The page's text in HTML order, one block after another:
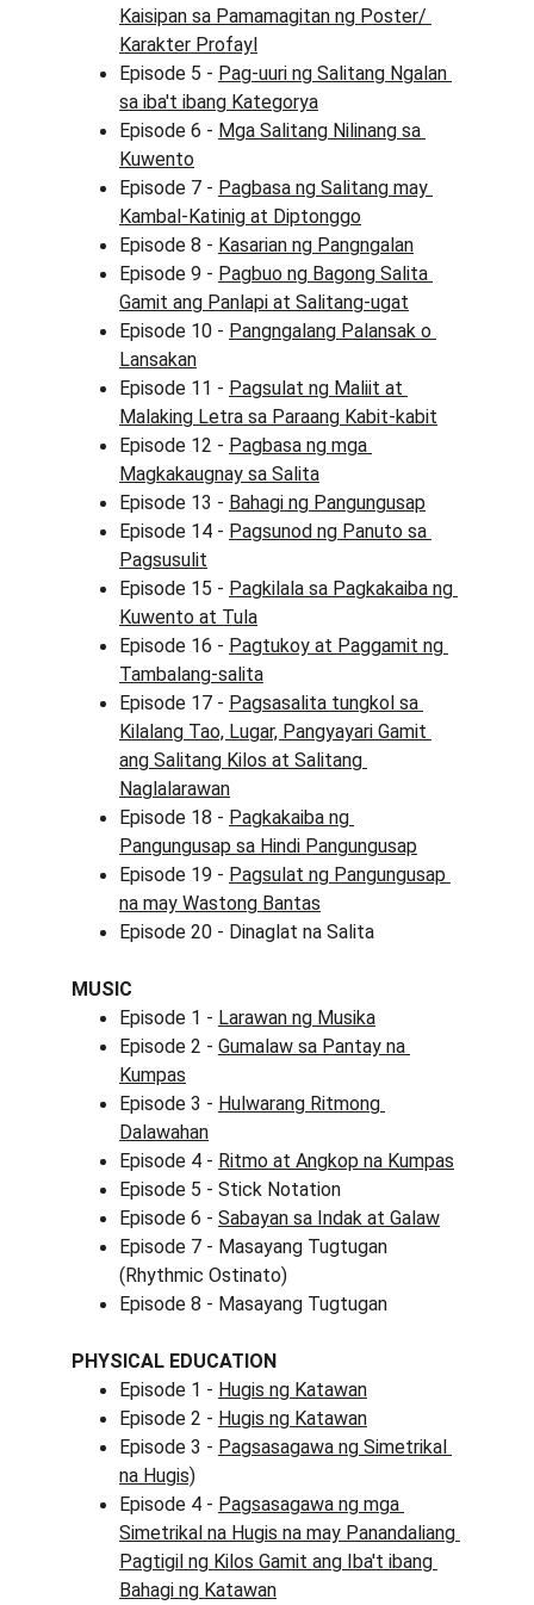
Kaisipan sa Pamamagitan ng Poster/
Karakter Profayl
Episode 5 - Pag-uuri ng Salitang Ngalan
sa iba't ibang Kategorya
Episode 6 - Mga Salitang Nilinang sa
Kuwento
Episode 7 - Pagbasa ng Salitang may
Kambal-Katinig at Diptonggo
Episode 8 - Kasarian ng Pangngalan
Episode 9 - Pagbuo ng Bagong Salita
Gamit ang Panlapi at Salitang-ugat
Episode 10 - Pangngalang Palansak o
Lansakan
Episode 11 - Pagsulat ng Maliit at
Malaking Letra sa Paraang Kabit-kabit
Episode 12 - Pagbasa ng mga
Magkakaugnay sa Salita
Episode 13 - Bahagi ng Pangungusap
Episode 14 - Pagsunod ng Panuto sa
Pagsusulit
Episode 15 - Pagkilala sa Pagkakaiba ng
Kuwento at Tula
Episode 16 - Pagtukoy at Paggamit ng
Tambalang-salita
Episode 17 - Pagsasalita tungkol sa
Kilalang Tao, Lugar, Pangyayari Gamit
ang Salitang Kilos at Salitang
Naglalarawan
Episode 18 - Pagkakaiba ng
Pangungusap sa Hindi Pangungusap
Episode 19 - Pagsulat ng Pangungusap
na may Wastong Bantas
Episode 20 - Dinaglat na Salita
MUSIC
Episode 1 - Larawan ng Musika
Episode 2 - Gumalaw sa Pantay na
Kumpas
Episode 3 - Hulwarang Ritmong
Dalawahan
Episode 4 - Ritmo at Angkop na Kumpas
Episode 5 - Stick Notation
Episode 6 - Sabayan sa Indak at Galaw
Episode 7 - Masayang Tugtugan
(Rhythmic Ostinato)
Episode 8 - Masayang Tugtugan
PHYSICAL EDUCATION
Episode 1 - Hugis ng Katawan
Episode 2 - Hugis ng Katawan
Episode 3 - Pagsasagawa ng Simetrikal
na Hugis)
Episode 4 - Pagsasagawa ng mga
Simetrikal na Hugis na may Panandaliang
Pagtigil ng Kilos Gamit ang Iba't ibang
Bahagi ng Katawan